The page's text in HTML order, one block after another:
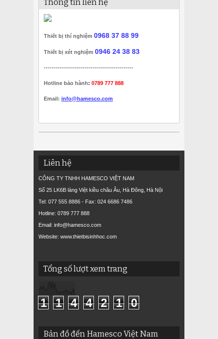
Thông tin liên hệ
Thiết bị thí nghiệm 0968 37 88 99
Thiết bị xét nghiệm 0946 24 38 83
----------------------------------------------
Hotline bảo hành: 0789 777 888
Email: info@hamesco.com
Liên hệ
CÔNG TY TNHH HAMESCO VIỆT NAM
Số 25 LK6B làng Việt kiều châu Âu, Hà Đông, Hà Nội
Tel: 077 555 8886 - Fax: 024 6686 7486
Hotline: 0789 777 888
Email: info@hamesco.com
Website: www.thietbisinhhoc.com
Tổng số lượt xem trang
1 1 4 4 2 1 0
Bản đồ đến Hamesco Việt Nam